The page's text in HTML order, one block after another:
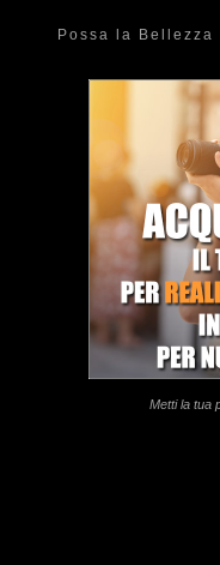
Possa la Bellezza
Metti la tua